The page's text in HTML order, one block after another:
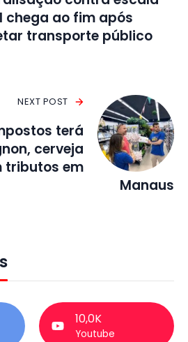
chega ao fim após
transporte público
NEXT POST
terá
cerveja
tributos em
Manaus
10,0K
Youtube